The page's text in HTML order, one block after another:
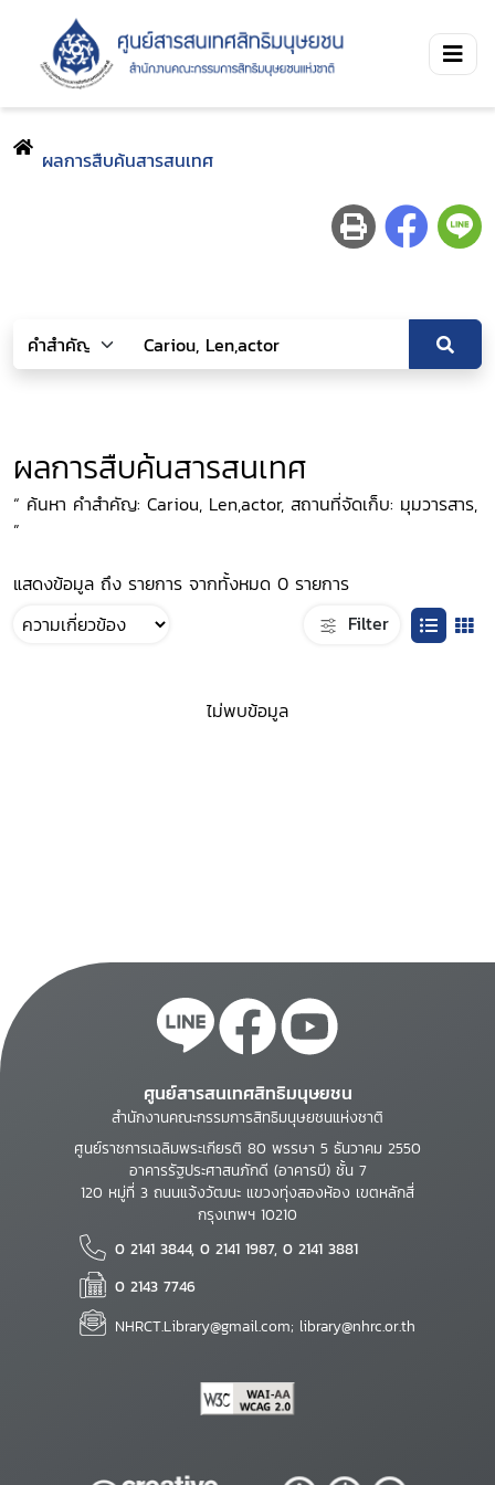
ผลการสืบค้นสารสนเทศ
ผลการสืบค้นสารสนเทศ
“ ค้นหา คำสำคัญ: Cariou, Len,actor, สถานที่จัดเก็บ: มุมวารสาร,
”
แสดงข้อมูล ถึง รายการ จากทั้งหมด 0 รายการ
Filter
ไม่พบข้อมูล
ศูนย์สารสนเทศสิทธิมนุษยชน
สำนักงานคณะกรรมการสิทธิมนุษยชนแห่งชาติ
ศูนย์ราชการเฉลิมพระเกียรติ 80 พรรษา 5 ธันวาคม 2550
อาคารรัฐประศาสนภักดี (อาคารบี) ชั้น 7
120 หมู่ที่ 3 ถนนแจ้งวัฒนะ แขวงทุ่งสองห้อง เขตหลักสี่
กรุงเทพฯ 10210
0 2141 3844, 0 2141 1987, 0 2141 3881
0 2143 7746
NHRCT.Library@gmail.com; library@nhrc.or.th